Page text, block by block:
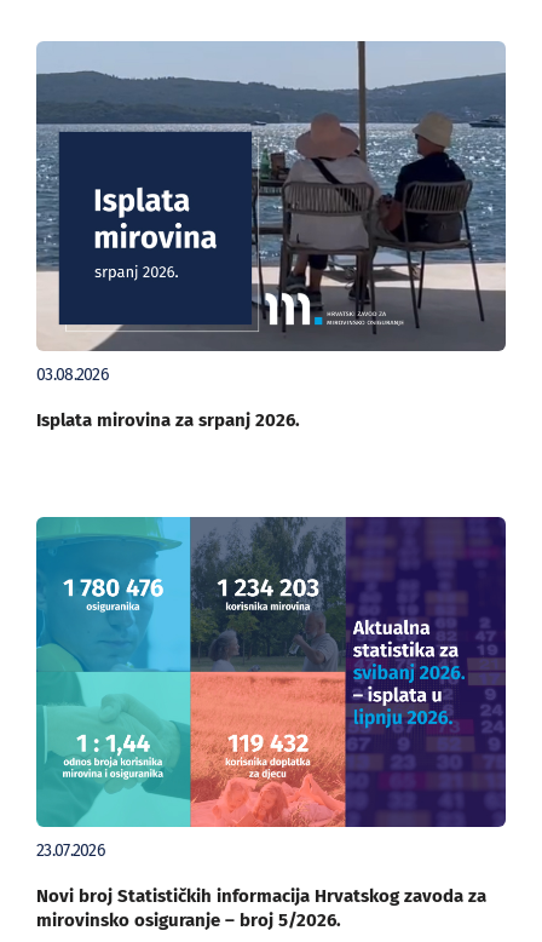
03.08.2026
Isplata mirovina za srpanj 2026.
23.07.2026
Novi broj Statističkih informacija Hrvatskog zavoda za
mirovinsko osiguranje – broj 5/2026.